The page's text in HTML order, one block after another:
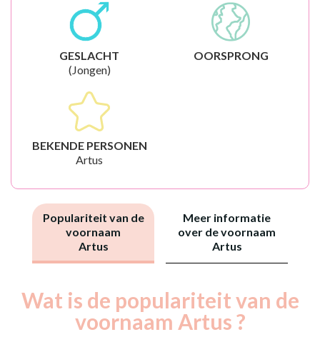
GESLACHT
(Jongen)
OORSPRONG
BEKENDE PERSONEN
Artus
Populariteit van de
voornaam
Artus
Meer informatie
over de voornaam
Artus
Wat is de populariteit van de
voornaam Artus ?
Année
Nouveaux-
nés